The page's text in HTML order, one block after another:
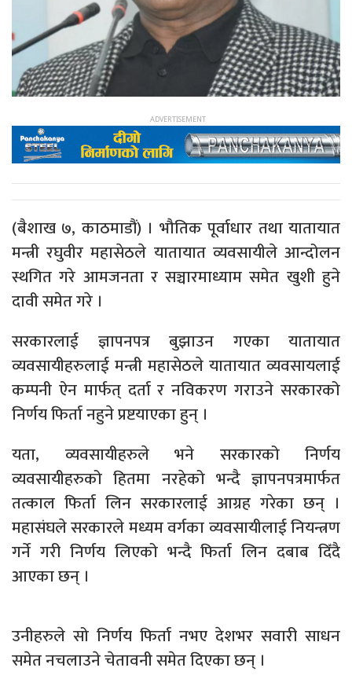
(बैशाख ७, काठमाडौं) । भौतिक पूर्वाधार तथा यातायात
मन्त्री रघुवीर महासेठले यातायात व्यवसायीले आन्दोलन
स्थगित गरे आमजनता र सञ्चारमाध्याम समेत खुशी हुने
दावी समेत गरे ।
सरकारलाई ज्ञापनपत्र बुझाउन गएका यातायात
व्यवसायीहरुलाई मन्त्री महासेठले यातायात व्यवसायलाई
कम्पनी ऐन मार्फत् दर्ता र नविकरण गराउने सरकारको
निर्णय फिर्ता नहुने प्रष्टयाएका हुन् ।
यता, व्यवसायीहरुले भने सरकारको निर्णय
व्यवसायीहरुको हितमा नरहेको भन्दै ज्ञापनपत्रमार्फत
तत्काल फिर्ता लिन सरकारलाई आग्रह गरेका छन् ।
महासंघले सरकारले मध्यम वर्गका व्यवसायीलाई नियन्त्रण
गर्ने गरी निर्णय लिएको भन्दै फिर्ता लिन दबाब दिँदै
आएका छन् ।
उनीहरुले सो निर्णय फिर्ता नभए देशभर सवारी साधन
समेत नचलाउने चेतावनी समेत दिएका छन् ।